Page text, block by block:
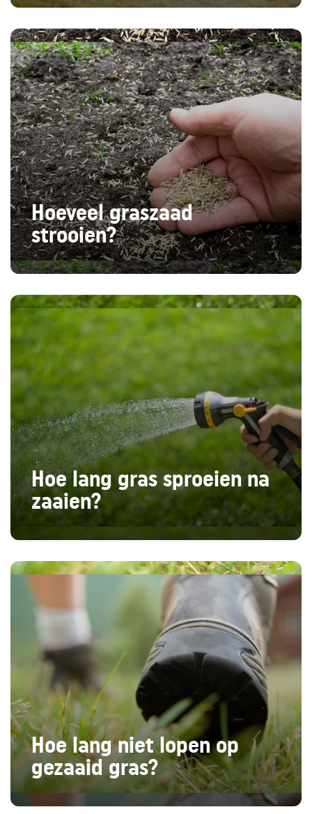
Hoeveel graszaad
strooien?
Hoe lang gras sproeien na
zaaien?
Hoe lang niet lopen op
gezaaid gras?